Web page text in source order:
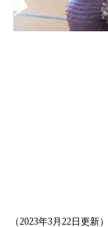
（2023年3月22日更新）